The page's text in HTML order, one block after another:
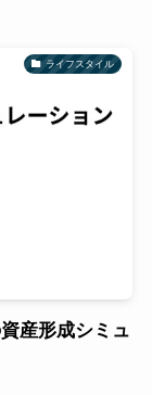
ライフスタイル
産形成シミュ